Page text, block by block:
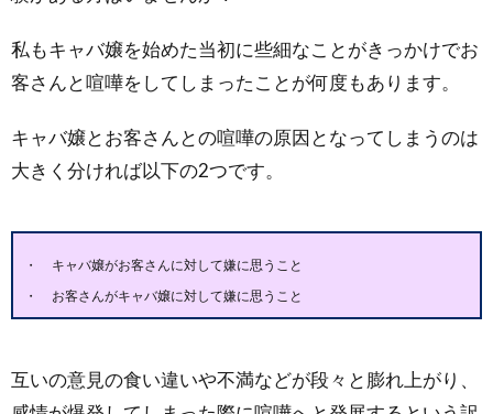
私もキャバ嬢を始めた当初に些細なことがきっかけでお
客さんと喧嘩をしてしまったことが何度もあります。
キャバ嬢とお客さんとの喧嘩の原因となってしまうのは
大きく分ければ以下の2つです。
キャバ嬢がお客さんに対して嫌に思うこと
お客さんがキャバ嬢に対して嫌に思うこと
互いの意見の食い違いや不満などが段々と膨れ上がり、